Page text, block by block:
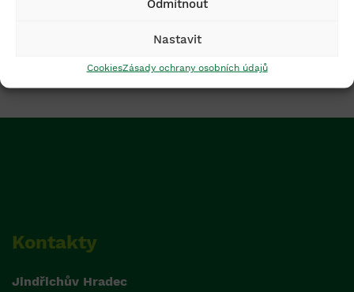
Odmítnout
Nastavit
CookiesZásady ochrany osobních údajů
Kontakty
Jindřichův Hradec